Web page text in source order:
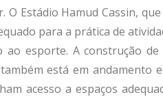
Estádio Hamud Cassin,
para a prática de
esporte. A construção de
está em andamento
acesso a espaços